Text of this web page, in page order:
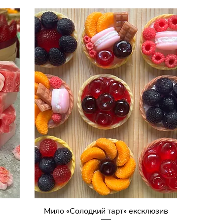
Швидкий перегляд
Мило «Солодкий тарт» ексклюзив